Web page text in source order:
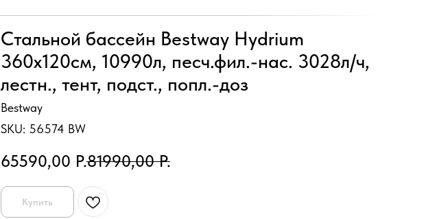
Стальной бассейн Bestway Hydrium
360х120см, 10990л, песч.фил.-нас. 3028л/ч,
лестн., тент, подст., попл.-доз
Bestway
SKU: 56574 BW
65590,00 Р.81990,00 Р.
Купить